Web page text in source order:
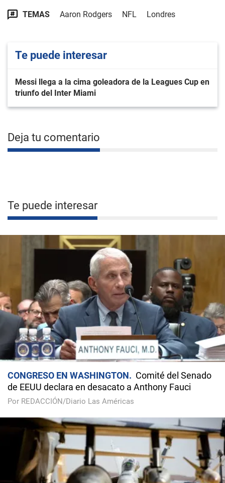
TEMAS Aaron Rodgers NFL Londres
Te puede interesar
Messi llega a la cima goleadora de la Leagues Cup en
triunfo del Inter Miami
Deja tu comentario
Te puede interesar
CONGRESO EN WASHINGTON
Comité del Senado
de EEUU declara en desacato a Anthony Fauci
Por REDACCIÓN/Diario Las Américas